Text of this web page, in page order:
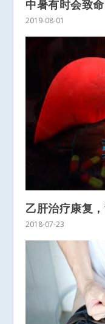
中暑有时会致命
2019-08-01
乙肝治疗康复
2018-07-23